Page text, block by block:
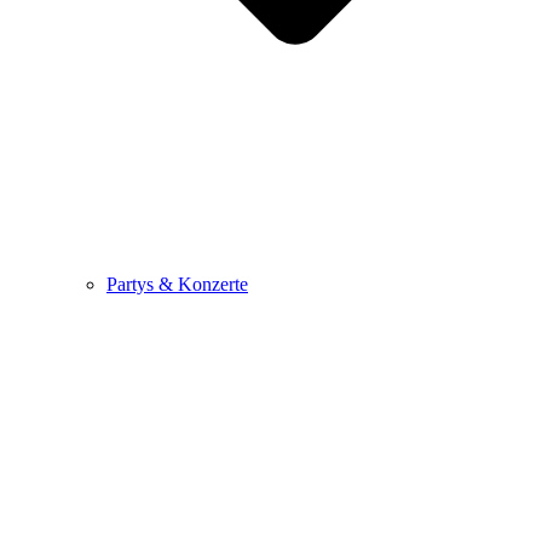
Partys & Konzerte